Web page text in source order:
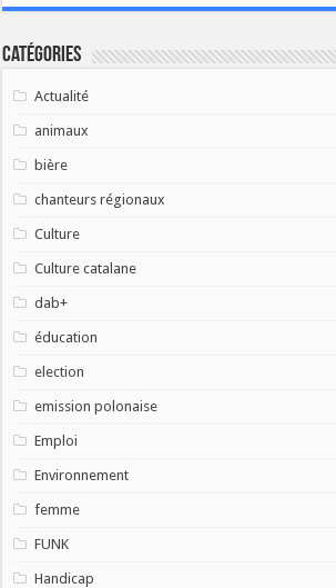
Catégories
Actualité
animaux
bière
chanteurs régionaux
Culture
Culture catalane
dab+
éducation
election
emission polonaise
Emploi
Environnement
femme
FUNK
Handicap